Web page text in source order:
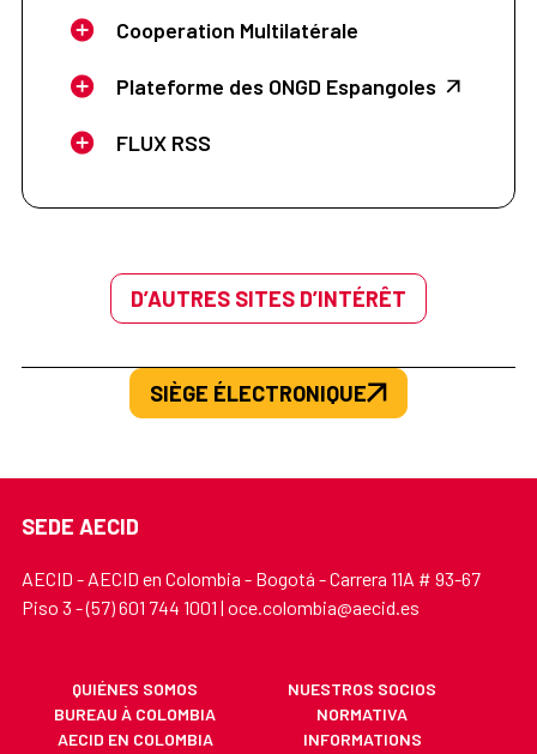
Cooperation Multilatérale
Plateforme des ONGD Espangoles
FLUX RSS
D’AUTRES SITES D’INTÉRÊT
SIÈGE ÉLECTRONIQUE
SEDE AECID
AECID - AECID en Colombia - Bogotá - Carrera 11A # 93-67
Piso 3 - (57) 601 744 1001 | oce.colombia@aecid.es
QUIÉNES SOMOS
NUESTROS SOCIOS
BUREAU À COLOMBIA
NORMATIVA
AECID EN COLOMBIA
INFORMATIONS